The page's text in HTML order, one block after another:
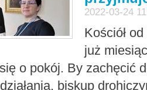
2022-03-24
Kościół
już
o pokój. By zachęcić
biskup